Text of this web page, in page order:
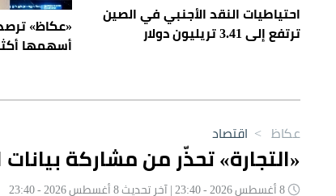
احتياطيات النقد الأجنبي في الصين
ترتفع إلى 3.41 تريليون دولار
أسهمها أكثر من 10%
عكاظ > اقتصاد
«التجارة» تحذّر من مشاركة